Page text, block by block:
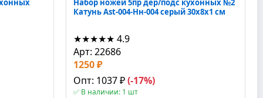
Набор ножей 5пр дер/подс кухонных №2
Катунь Ast-004-Нн-004 серый 30x8x1 см
★★★★★ 4.9
Арт: 22686
1250 ₽
Опт: 1037 ₽(-17%)
✅ В наличии: 1 шт